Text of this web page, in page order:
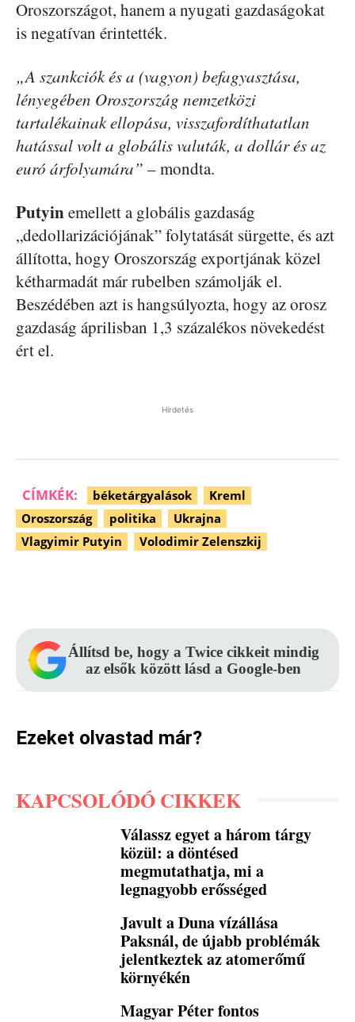
Oroszországot, hanem a nyugati gazdaságokat
is negatívan érintették.
„A szankciók és a (vagyon) befagyasztása,
lényegében Oroszország nemzetközi
tartalékainak ellopása, visszafordíthatatlan
hatással volt a globális valuták, a dollár és az
euró árfolyamára” – mondta.
Putyinemellett a globális gazdaság
„dedollarizációjának” folytatását sürgette, és azt
állította, hogy Oroszország exportjának közel
kétharmadát már rubelben számolják el.
Beszédében azt is hangsúlyozta, hogy az orosz
gazdaság áprilisban 1,3 százalékos növekedést
ért el.
Hirdetés
CÍMKÉK: béketárgyalások
Kreml
Oroszország
politika
Ukrajna
Vlagyimir Putyin
Volodimir Zelenszkij
Állítsd be, hogy a Twice cikkeit mindig
az elsők között lásd a Google-ben
Ezeket olvastad már?
KAPCSOLÓDÓ CIKKEK
Válassz egyet a három tárgy
közül: a döntésed
megmutathatja, mi a
legnagyobb erősséged
Javult a Duna vízállása
Paksnál, de újabb problémák
jelentkeztek az atomerőmű
környékén
Magyar Péter fontos